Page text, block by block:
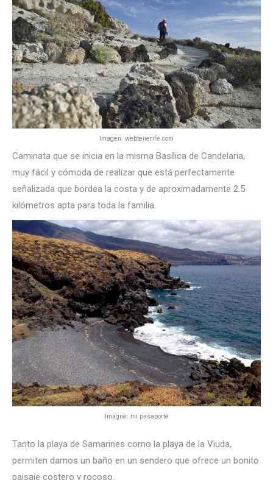
Imagen: webtenerife.com
Caminata que se inicia en la misma Basílica de Candelaria,
muy fácil y cómoda de realizar que está perfectamente
señalizada que bordea la costa y de aproximadamente 2.5
kilómetros apta para toda la familia.
Imagne: mi pasaporte
Tanto la playa de Samarines como la playa de la Viuda,
permiten darnos un baño en un sendero que ofrece un bonito
paisaje costero y rocoso.